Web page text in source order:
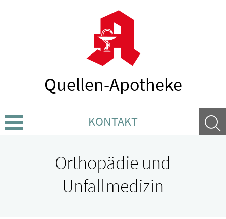
Quellen-Apotheke
KONTAKT
Orthopädie und
Unfallmedizin